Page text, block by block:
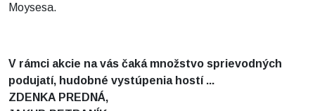
Moysesa.
V rámci akcie na vás čaká množstvo sprievodných
podujatí, hudobné vystúpenia hostí ...
ZDENKA PREDNÁ,